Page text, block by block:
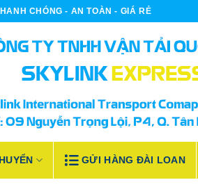
CHÓNG - AN TOÀN - GIÁ RẺ
GỬI HÀNG ĐÀI LOAN